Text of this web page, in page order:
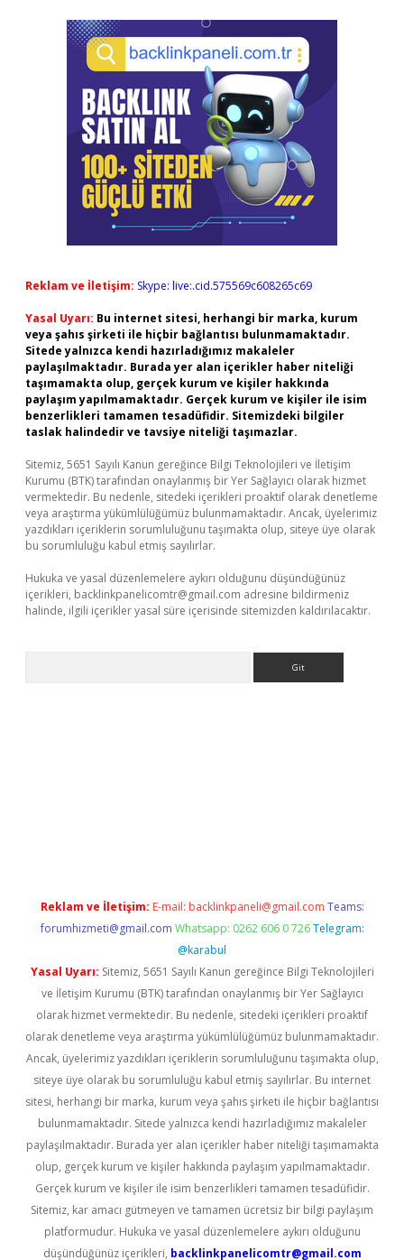
Reklam ve İletişim: Skype: live:.cid.575569c608265c69
Yasal Uyarı: Bu internet sitesi, herhangi bir marka, kurum
veya şahıs şirketi ile hiçbir bağlantısı bulunmamaktadır.
Sitede yalnızca kendi hazırladığımız makaleler
paylaşılmaktadır. Burada yer alan içerikler haber niteliği
taşımamakta olup, gerçek kurum ve kişiler hakkında
paylaşım yapılmamaktadır. Gerçek kurum ve kişiler ile isim
benzerlikleri tamamen tesadüfidir. Sitemizdeki bilgiler
taslak halindedir ve tavsiye niteliği taşımazlar.
Sitemiz, 5651 Sayılı Kanun gereğince Bilgi Teknolojileri ve İletişim
Kurumu (BTK) tarafından onaylanmış bir Yer Sağlayıcı olarak hizmet
vermektedir. Bu nedenle, sitedeki içerikleri proaktif olarak denetleme
veya araştırma yükümlülüğümüz bulunmamaktadır. Ancak, üyelerimiz
yazdıkları içeriklerin sorumluluğunu taşımakta olup, siteye üye olarak
bu sorumluluğu kabul etmiş sayılırlar.
Hukuka ve yasal düzenlemelere aykırı olduğunu düşündüğünüz
içerikleri, backlinkpanelicomtr@gmail.com adresine bildirmeniz
halinde, ilgili içerikler yasal süre içerisinde sitemizden kaldırılacaktır.
Reklam ve İletişim: E-mail: backlinkpaneli@gmail.com Teams:
forumhizmeti@gmail.com Whatsapp: 0262 606 0 726 Telegram:
@karabul
Yasal Uyarı: Sitemiz, 5651 Sayılı Kanun gereğince Bilgi Teknolojileri
ve İletişim Kurumu (BTK) tarafından onaylanmış bir Yer Sağlayıcı
olarak hizmet vermektedir. Bu nedenle, sitedeki içerikleri proaktif
olarak denetleme veya araştırma yükümlülüğümüz bulunmamaktadır.
Ancak, üyelerimiz yazdıkları içeriklerin sorumluluğunu taşımakta olup,
siteye üye olarak bu sorumluluğu kabul etmiş sayılırlar. Bu internet
sitesi, herhangi bir marka, kurum veya şahıs şirketi ile hiçbir bağlantısı
bulunmamaktadır. Sitede yalnızca kendi hazırladığımız makaleler
paylaşılmaktadır. Burada yer alan içerikler haber niteliği taşımamakta
olup, gerçek kurum ve kişiler hakkında paylaşım yapılmamaktadır.
Gerçek kurum ve kişiler ile isim benzerlikleri tamamen tesadüfidir.
Sitemiz, kar amacı gütmeyen ve tamamen ücretsiz bir bilgi paylaşım
platformudur. Hukuka ve yasal düzenlemelere aykırı olduğunu
düşündüğünüz içerikleri, backlinkpanelicomtr@gmail.com